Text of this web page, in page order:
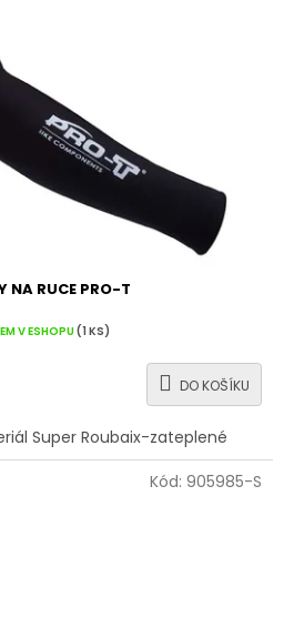
NA RUCE PRO-T
V ESHOPU(1 KS)
DO KOŠÍKU
Super Roubaix-zateplené
Kód: 905985-S